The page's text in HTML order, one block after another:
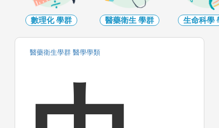
數理化學群 醫藥衛生 學群 生命科學
醫藥衛生學群 醫學學類